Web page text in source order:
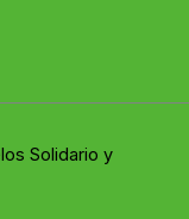
Solidario y